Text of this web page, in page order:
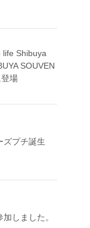
life Shibuya
SOUVEN
場
ズプチ誕生
しました。